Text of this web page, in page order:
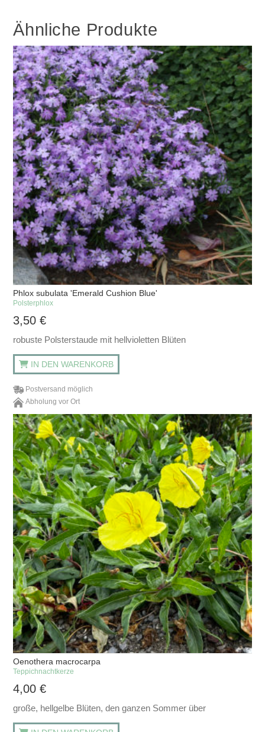
Ähnliche Produkte
Phlox subulata 'Emerald Cushion Blue'
Polsterphlox
3,50€
robuste Polsterstaude mit hellvioletten Blüten
IN DEN WARENKORB
Postversand möglich
Abholung vor Ort
Oenothera macrocarpa
Teppichnachtkerze
4,00€
große, hellgelbe Blüten, den ganzen Sommer über